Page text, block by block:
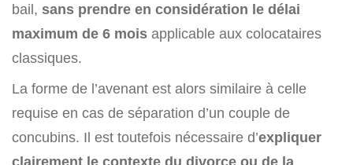
bail, sans prendre en considération le délai
maximum de 6 mois applicable aux colocataires
classiques.
La forme de l’avenant est alors similaire à celle
requise en cas de séparation d’un couple de
concubins. Il est toutefois nécessaire d’expliquer
clairement le contexte du divorce ou de la